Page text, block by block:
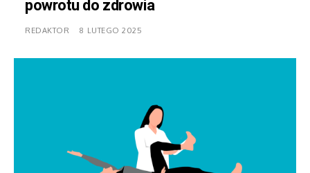
powrotu do zdrowia
REDAKTOR 8 LUTEGO 2025